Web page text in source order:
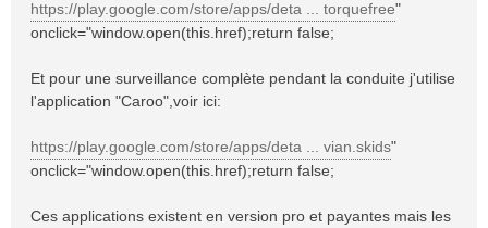
https://play.google.com/store/apps/deta ... torquefree"
onclick="window.open(this.href);return false;
Et pour une surveillance complète pendant la conduite j'utilise
l'application "Caroo",voir ici:
https://play.google.com/store/apps/deta ... vian.skids"
onclick="window.open(this.href);return false;
Ces applications existent en version pro et payantes mais les